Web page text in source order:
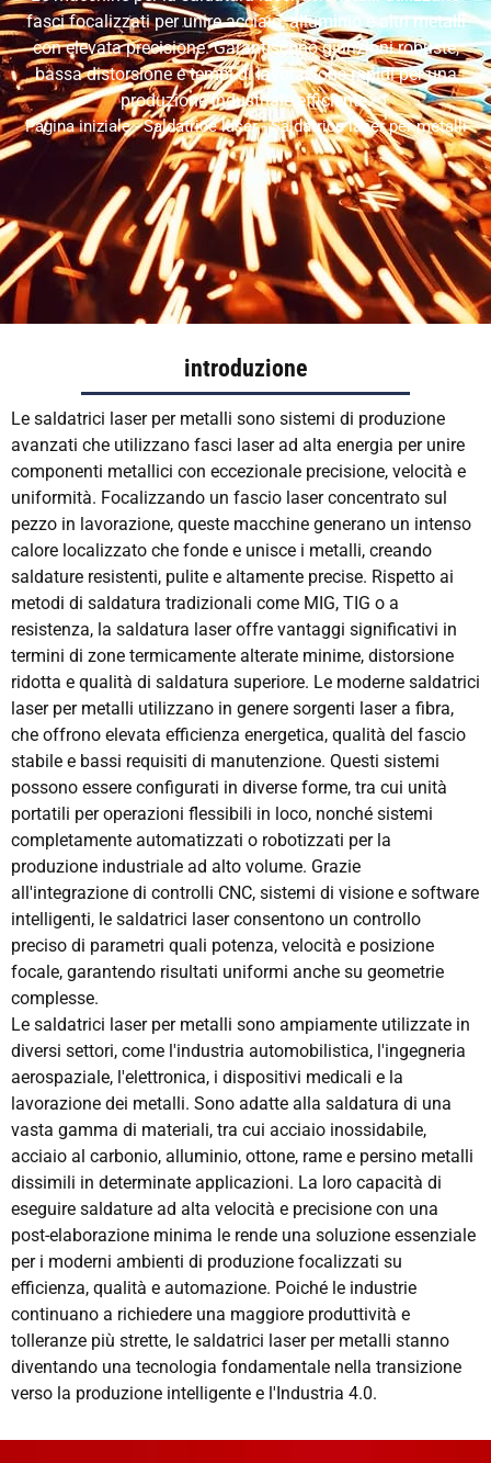
VI
RU
JA
KO
HU
CS
TH
PL
fasci focalizzati per unire acciaio, alluminio e altri metalli
con elevata precisione. Garantiscono giunzioni robuste,
bassa distorsione e tempi di lavorazione rapidi per una
produzione industriale efficiente.
Pagina iniziale-Saldatrice laser-Saldatrice laser per metalli
introduzione
Le saldatrici laser per metalli sono sistemi di produzione
avanzati che utilizzano fasci laser ad alta energia per unire
componenti metallici con eccezionale precisione, velocità e
uniformità. Focalizzando un fascio laser concentrato sul
pezzo in lavorazione, queste macchine generano un intenso
calore localizzato che fonde e unisce i metalli, creando
saldature resistenti, pulite e altamente precise. Rispetto ai
metodi di saldatura tradizionali come MIG, TIG o a
resistenza, la saldatura laser offre vantaggi significativi in
termini di zone termicamente alterate minime, distorsione
ridotta e qualità di saldatura superiore. Le moderne saldatrici
laser per metalli utilizzano in genere sorgenti laser a fibra,
che offrono elevata efficienza energetica, qualità del fascio
stabile e bassi requisiti di manutenzione. Questi sistemi
possono essere configurati in diverse forme, tra cui unità
portatili per operazioni flessibili in loco, nonché sistemi
completamente automatizzati o robotizzati per la
produzione industriale ad alto volume. Grazie
all'integrazione di controlli CNC, sistemi di visione e software
intelligenti, le saldatrici laser consentono un controllo
preciso di parametri quali potenza, velocità e posizione
focale, garantendo risultati uniformi anche su geometrie
complesse.
Le saldatrici laser per metalli sono ampiamente utilizzate in
diversi settori, come l'industria automobilistica, l'ingegneria
aerospaziale, l'elettronica, i dispositivi medicali e la
lavorazione dei metalli. Sono adatte alla saldatura di una
vasta gamma di materiali, tra cui acciaio inossidabile,
acciaio al carbonio, alluminio, ottone, rame e persino metalli
dissimili in determinate applicazioni. La loro capacità di
eseguire saldature ad alta velocità e precisione con una
post-elaborazione minima le rende una soluzione essenziale
per i moderni ambienti di produzione focalizzati su
efficienza, qualità e automazione. Poiché le industrie
continuano a richiedere una maggiore produttività e
tolleranze più strette, le saldatrici laser per metalli stanno
diventando una tecnologia fondamentale nella transizione
verso la produzione intelligente e l'Industria 4.0.